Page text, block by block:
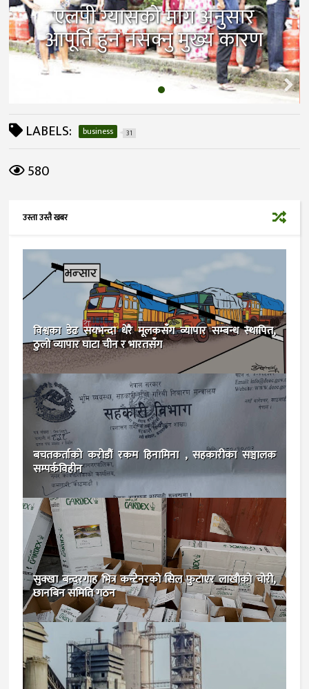
एलपी ग्यासको माग अनुसार
आपूर्ति हुन नसक्नु मुख्य कारण
LABELS: business 31
580
उस्ता उस्तै खबर
विश्वका डेढ सयभन्दा धेरै मूलकसँग व्यापार सम्बन्ध स्थापित,
ठुलो व्यापार घाटा चीन र भारतसँग
बचतकर्ताको करोडौं रकम हिनामिना , सहकारीका सञ्चालक
सम्पर्कविहीन
सुक्खा बन्दरगाह भित्र कन्टेनरको सिल फुटाएर लाखाैकाे चोरी,
छानबिन समिति गठन